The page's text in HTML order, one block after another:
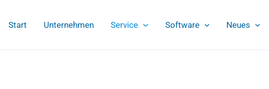
Start Unternehmen Service Software Neues